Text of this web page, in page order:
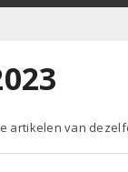
artikelen van